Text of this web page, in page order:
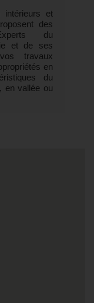
intérieurs et
des
du
et de ses
travaux
en
du
en vallée ou